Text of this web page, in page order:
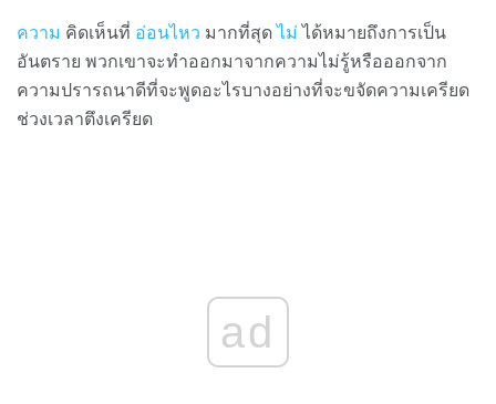
ความ คิดเห็นที่ อ่อนไหว มากที่สุดไม่ ได้หมายถึงการเป็น
อันตราย พวกเขาจะทำออกมาจากความไม่รู้หรือออกจาก
ความปรารถนาดีที่จะพูดอะไรบางอย่างที่จะขจัดความเครียด
ช่วงเวลาตึงเครียด
ad